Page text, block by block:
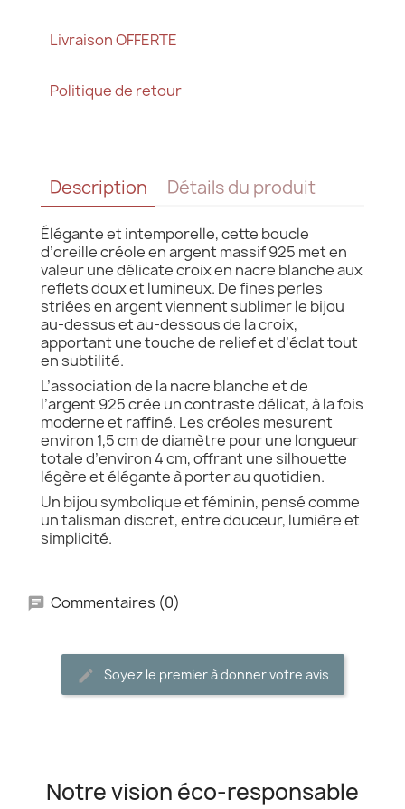
Livraison OFFERTE
Politique de retour
Description Détails du produit
Élégante et intemporelle, cette boucle
d’oreille créole en argent massif 925 met en
valeur une délicate croix en nacre blanche aux
reflets doux et lumineux. De fines perles
striées en argent viennent sublimer le bijou
au-dessus et au-dessous de la croix,
apportant une touche de relief et d’éclat tout
en subtilité.
L’association de la nacre blanche et de
l’argent 925 crée un contraste délicat, à la fois
moderne et raffiné. Les créoles mesurent
environ 1,5 cm de diamètre pour une longueur
totale d’environ 4 cm, offrant une silhouette
légère et élégante à porter au quotidien.
Un bijou symbolique et féminin, pensé comme
un talisman discret, entre douceur, lumière et
simplicité.
Commentaires (0)
Soyez le premier à donner votre avis
Notre vision éco-responsable